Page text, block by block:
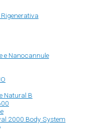
e Nanocannule
Natural B
2000 Body System